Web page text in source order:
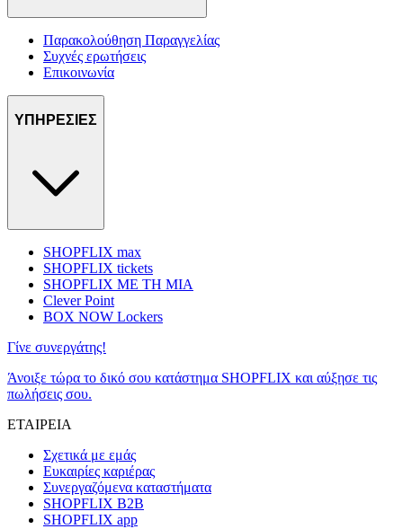
Παρακολούθηση Παραγγελίας
Συχνές ερωτήσεις
Επικοινωνία
ΥΠΗΡΕΣΙΕΣ
SHOPFLIX max
SHOPFLIX tickets
SHOPFLIX ΜΕ ΤΗ ΜΙΑ
Clever Point
BOX NOW Lockers
Γίνε συνεργάτης!
Άνοιξε τώρα το δικό σου κατάστημα SHOPFLIX και αύξησε τις
πωλήσεις σου.
ΕΤΑΙΡΕΙΑ
Σχετικά με εμάς
Ευκαιρίες καριέρας
Συνεργαζόμενα καταστήματα
SHOPFLIX B2B
SHOPFLIX app